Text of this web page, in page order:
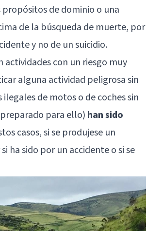
de dominio o una
de la búsqueda de muerte, por
y no de un suicidio.
actividades con un riesgo muy
alguna actividad peligrosa sin
de motos o de coches sin
para ello) han sido
casos, si se produjese un
ha sido por un accidente o si se